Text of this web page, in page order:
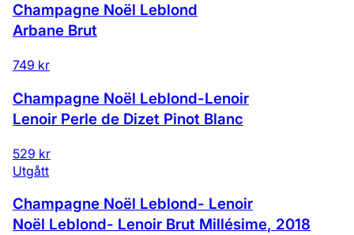
Champagne Noël Leblond
Arbane Brut
749 kr
Champagne Noël Leblond-Lenoir
Lenoir Perle de Dizet Pinot Blanc
529 kr
Utgått
Champagne Noël Leblond- Lenoir
Noël Leblond- Lenoir Brut Millésime, 2018